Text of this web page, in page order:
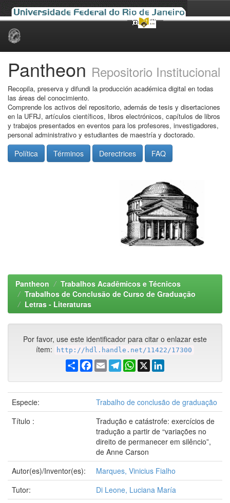
Skip
Pantheon Repositorio Institucional
Recopila, preserva y difundi la producción académica digital en todas
las áreas del conocimiento.
Comprende los activos del repositorio, además de tesis y disertaciones
en la UFRJ, artículos científicos, libros electrónicos, capítulos de libros
y trabajos presentados en eventos para los profesores, investigadores,
personal administrativo y estudiantes de maestría y doctorado.
Política Términos Derectrices FAQ
Pantheon
Trabalhos Acadêmicos e Técnicos
Trabalhos de Conclusão de Curso de Graduação
Letras - Literaturas
Por favor, use este identificador para citar o enlazar este
ítem:
http://hdl.handle.net/11422/17300
ShareFacebook
EmailTelegramWhatsApp
X
Especie:
Trabalho de conclusão de graduação
Título :
Tradução e catástrofe: exercícios de
tradução a partir de “variações no
direito de permanecer em silêncio”,
de Anne Carson
Autor(es)/Inventor(es):
Marques, Vinicius Fialho
Tutor:
Di Leone, Luciana María